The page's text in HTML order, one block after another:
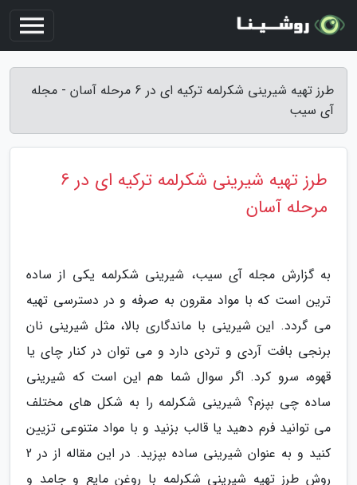
طرز تهیه شیرینی شکرلمه ترکیه ای در 6 مرحله آسان - مجله
آی سیب
طرز تهیه شیرینی شکرلمه ترکیه ای در 6
مرحله آسان
به گزارش مجله آی سیب، شیرینی شکرلمه یکی از ساده
ترین است که با مواد مقرون به صرفه و در دسترسی تهیه
می گردد. این شیرینی با ماندگاری بالا، مثل شیرینی نان
برنجی بافت آردی و تردی دارد و می توان در کنار چای یا
قهوه، سرو کرد. اگر سوال شما هم این است که شیرینی
ساده چی بپزم؟ شیرینی شکرلمه را به شکل های مختلف
می توانید فرم دهید یا قالب بزنید و با مواد متنوعی تزیین
کنید و به عنوان شیرینی ساده بپزید. در این مقاله از در 2
روش طرز تهیه شیرینی شکرلمه با روغن مایع و جامد و